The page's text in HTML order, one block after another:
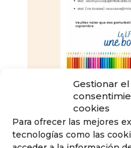
Gestionar el
cookies
Para ofrecer las mejores
tecnologías como las